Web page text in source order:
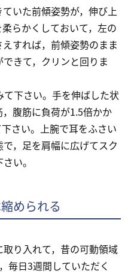
いた前傾姿勢が，伸び上
らかくしておいて，左の
すれば，前傾姿勢のまま
きて，クリンと回りま
下さい。手を伸ばした状
腹筋に負荷が1.5倍かか
さい。上腕で耳をふさい
，足を肩幅に広げてスク
い。
められる
り入れて，昔の可動領域
毎日3週間していただく